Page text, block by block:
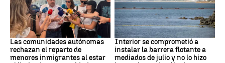
Crisis Migratoria
Las comunidades autónomas
rechazan el reparto de
menores inmigrantes al estar
CRISIS MIGRATORIA
Interior se comprometió a
instalar la barrera flotante a
mediados de julio y no lo hizo